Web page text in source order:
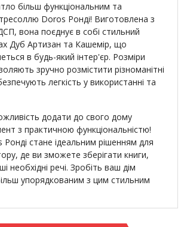
більш функціональним та
Doros Ронді! Виготовлена з
вона поєднує в собі стильний
Дуб Артизан та Кашемір, що
в будь-який інтер'єр. Розміри
зручно розмістити різноманітні
легкість у використанні та
додати до свого дому
з практичною функціональністю!
стане ідеальним рішенням для
де ви зможете зберігати книги,
необхідні речі. Зробіть ваш дім
упорядкованим з цим стильним